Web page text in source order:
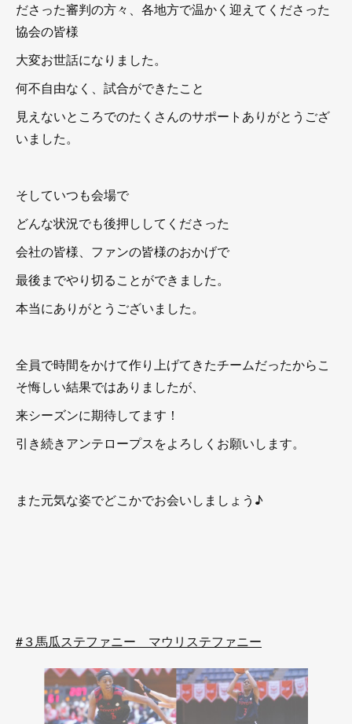
ださった審判の方々、各地方で温かく迎えてくださった
協会の皆様
大変お世話になりました。
何不自由なく、試合ができたこと
見えないところでのたくさんのサポートありがとうござ
いました。
そしていつも会場で
どんな状況でも後押ししてくださった
会社の皆様、ファンの皆様のおかげで
最後までやり切ることができました。
本当にありがとうございました。
全員で時間をかけて作り上げてきたチームだったからこ
そ悔しい結果ではありましたが、
来シーズンに期待してます！
引き続きアンテロープスをよろしくお願いします。
また元気な姿でどこかでお会いしましょう♪
#３馬瓜ステファニー マウリステファニー